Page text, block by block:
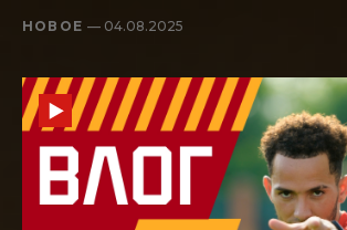
НОВОЕ— 04.08.2025